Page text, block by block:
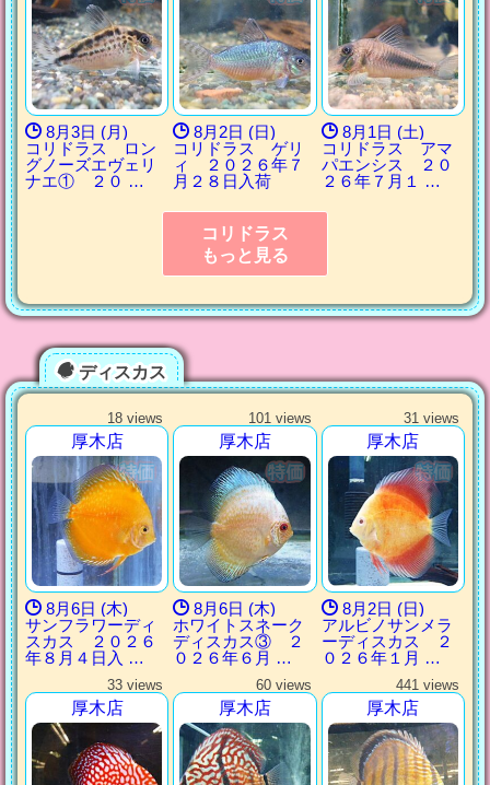
8月3日 (月)
コリドラス ロン
グノーズエヴェリ
ナエ① ２０ …
8月2日 (日)
コリドラス ゲリ
ィ ２０２６年７
月２８日入荷
8月1日 (土)
コリドラス アマ
パエンシス ２０
２６年７月１ …
コリドラス
もっと見る
ディスカス
18 views
厚木店
8月6日 (木)
サンフラワーディ
スカス ２０２６
年８月４日入 …
101 views
厚木店
8月6日 (木)
ホワイトスネーク
ディスカス③ ２
０２６年６月 …
31 views
厚木店
8月2日 (日)
アルビノサンメラ
ーディスカス ２
０２６年１月 …
33 views
厚木店
60 views
厚木店
441 views
厚木店